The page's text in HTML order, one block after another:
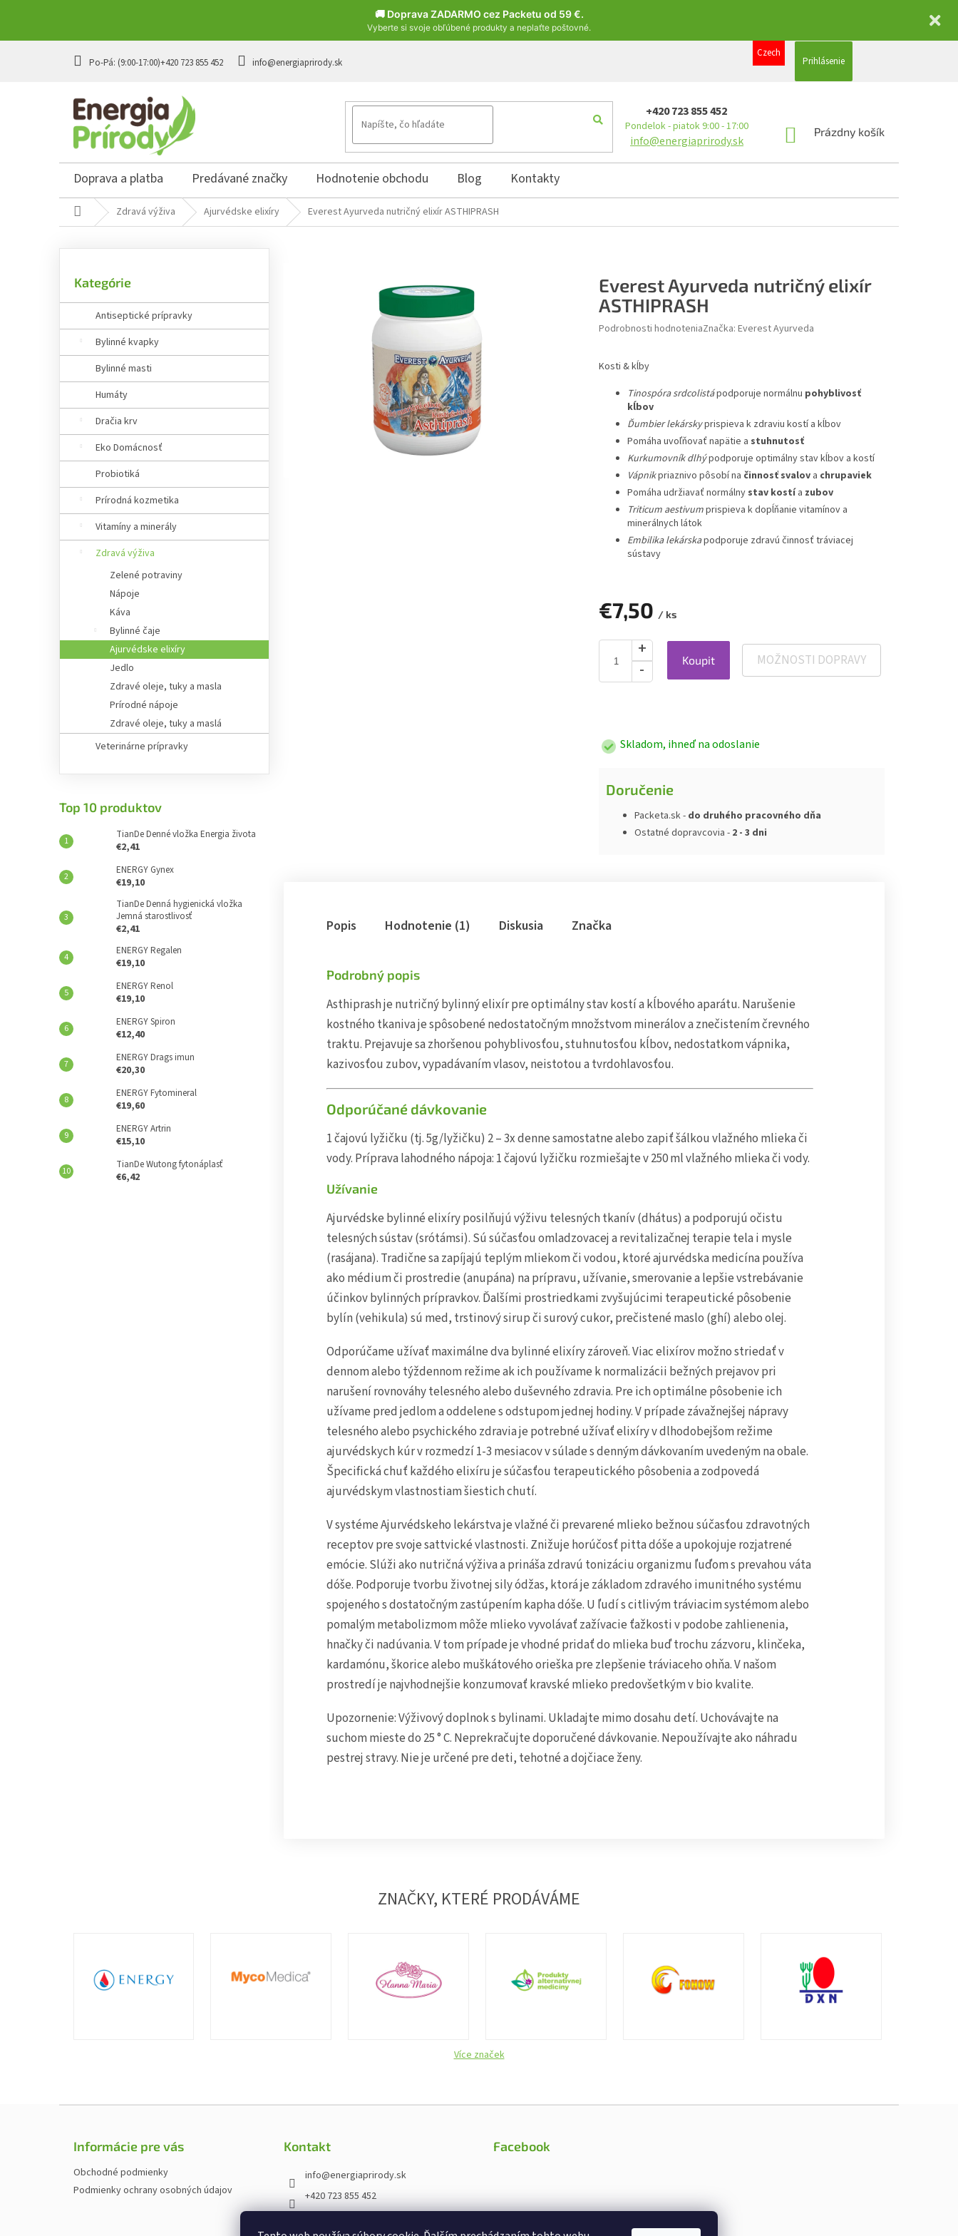
🚚 Doprava ZADARMO cez Packetu od 59 €.
Vyberte si svoje obľúbené produkty a neplaťte poštovné.
+420 723 855 452 info@energiaprirody.sk
Czech
Prihlásenie
+420 723 855 452
Pondelok - piatok 9:00 - 17:00
info@energiaprirody.sk
NÁKUPNÝ
Prázdny košík
Doprava a platba Predávané značky Hodnotenie obchodu Blog Kontakty
Domov Zdravá výživa Ajurvédske elixíry Everest Ayurveda nutričný elixír ASTHIPRASH
o
a
e
kategórie
Kategórie
Antiseptické prípravky
Bylinné kvapky
Bylinné masti
Humáty
Dračia krv
Eko Domácnosť
Probiotiká
Prírodná kozmetika
Vitamíny a minerály
Zdravá výživa
Zelené potraviny
Nápoje
Káva
Bylinné čaje
Ajurvédske elixíry
Jedlo
Zdravé oleje, tuky a masla
Prírodné nápoje
Zdravé oleje, tuky a maslá
Veterinárne prípravky
Top 10 produktov
TianDe Denné vložka Energia života
€2,41
ENERGY Gynex
€19,10
TianDe Denná hygienická vložka
Jemná starostlivosť
€2,41
ENERGY Regalen
€19,10
ENERGY Renol
€19,10
ENERGY Spiron
€12,40
ENERGY Drags imun
€20,30
ENERGY Fytomineral
€19,60
ENERGY Artrin
€15,10
TianDe Wutong fytonáplasť
€6,42
Everest Ayurveda nutričný elixír
ASTHIPRASH
Podrobnosti hodnoteniaZnačka: Everest Ayurveda
Kosti & kĺby
Tinospóra srdcolistápodporuje normálnu pohyblivosť
kĺbov
Ďumbier lekárskyprispieva k zdraviu kostí a kĺbov
Pomáha uvoľňovať napätie a stuhnutosť
Kurkumovník dlhýpodporuje optimálny stav kĺbov a kostí
Vápnikpriaznivo pôsobí na činnosť svalov a chrupaviek
Pomáha udržiavať normálny stav kostí a zubov
Triticum aestivumprispieva k dopĺňanie vitamínov a
minerálnych látok
Embilika lekárskapodporuje zdravú činnosť tráviacej
sústavy
€7,50 / ks
Koupit MOŽNOSTI DOPRAVY
Skladom, ihneď na odoslanie
Doručenie
Packeta.sk - do druhého pracovného dňa
Ostatné dopravcovia - 2 - 3 dni
Popis Hodnotenie (1) Diskusia Značka
Podrobný popis
Asthiprash je nutričný bylinný elixír pre optimálny stav kostí a kĺbového aparátu. Narušenie
kostného tkaniva je spôsobené nedostatočným množstvom minerálov a znečistením črevného
traktu. Prejavuje sa zhoršenou pohyblivosťou, stuhnutosťou kĺbov, nedostatkom vápnika,
kazivosťou zubov, vypadávaním vlasov, neistotou a tvrdohlavosťou.
Odporúčané dávkovanie
1 čajovú lyžičku (tj. 5g/lyžičku) 2 – 3x denne samostatne alebo zapiť šálkou vlažného mlieka či
vody. Príprava lahodného nápoja: 1 čajovú lyžičku rozmiešajte v 250 ml vlažného mlieka či vody.
Užívanie
Ajurvédske bylinné elixíry posilňujú výživu telesných tkanív (dhátus) a podporujú očistu
telesných sústav (srótámsi). Sú súčasťou omladzovacej a revitalizačnej terapie tela i mysle
(rasájana). Tradične sa zapíjajú teplým mliekom či vodou, ktoré ajurvédska medicína používa
ako médium či prostredie (anupána) na prípravu, užívanie, smerovanie a lepšie vstrebávanie
účinkov bylinných prípravkov. Ďalšími prostriedkami zvyšujúcimi terapeutické pôsobenie
bylín (vehikula) sú med, trstinový sirup či surový cukor, prečistené maslo (ghí) alebo olej.
Odporúčame užívať maximálne dva bylinné elixíry zároveň. Viac elixírov možno striedať v
dennom alebo týždennom režime ak ich používame k normalizácii bežných prejavov pri
narušení rovnováhy telesného alebo duševného zdravia. Pre ich optimálne pôsobenie ich
užívame pred jedlom a oddelene s odstupom jednej hodiny. V prípade závažnejšej nápravy
telesného alebo psychického zdravia je potrebné užívať elixíry v dlhodobejšom režime
ajurvédskych kúr v rozmedzí 1-3 mesiacov v súlade s denným dávkovaním uvedeným na obale.
Špecifická chuť každého elixíru je súčasťou terapeutického pôsobenia a zodpovedá
ajurvédskym vlastnostiam šiestich chutí.
V systéme Ajurvédskeho lekárstva je vlažné či prevarené mlieko bežnou súčasťou zdravotných
receptov pre svoje sattvické vlastnosti. Znižuje horúčosť pitta dóše a upokojuje rozjatrené
emócie. Slúži ako nutričná výživa a prináša zdravú tonizáciu organizmu ľuďom s prevahou váta
dóše. Podporuje tvorbu životnej sily ódžas, ktorá je základom zdravého imunitného systému
spojeného s dostatočným zastúpením kapha dóše. U ľudí s citlivým tráviacim systémom alebo
pomalým metabolizmom môže mlieko vyvolávať zažívacie ťažkosti v podobe zahlienenia,
hnačky či nadúvania. V tom prípade je vhodné pridať do mlieka buď trochu zázvoru, klinčeka,
kardamónu, škorice alebo muškátového orieška pre zlepšenie tráviaceho ohňa. V našom
prostredí je najvhodnejšie konzumovať kravské mlieko predovšetkým v bio kvalite.
Upozornenie: Výživový doplnok s bylinami. Ukladajte mimo dosahu detí. Uchovávajte na
suchom mieste do 25 ° C. Neprekračujte doporučené dávkovanie. Nepoužívajte ako náhradu
pestrej stravy. Nie je určené pre deti, tehotné a dojčiace ženy.
ZNAČKY, KTERÉ PRODÁVÁME
Více značek
Informácie pre vás
Obchodné podmienky
Podmienky ochrany osobných údajov
Kontakt
info@energiaprirody.sk
+420 723 855 452
cz
Facebook